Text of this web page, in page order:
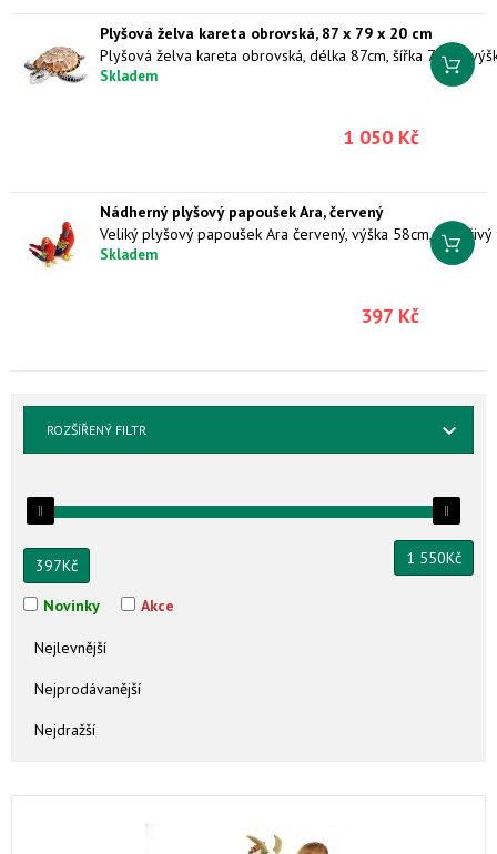
Plyšová želva kareta obrovská, 87 x 79 x 20 cm
Skladem
1 050 Kč
Nádherný plyšový papoušek Ara, červený
Skladem
397 Kč
ROZŠÍŘENÝ FILTR
397Kč 1 550Kč
Novinky Akce
Nejlevnější
Nejprodávanější
Nejdražší